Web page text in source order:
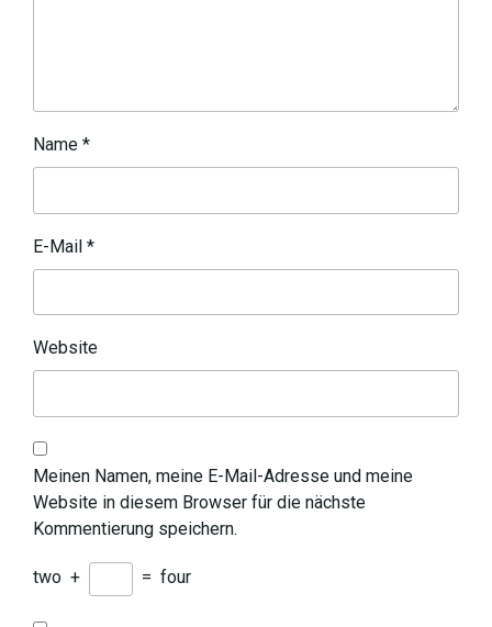
Name *
E-Mail *
Website
Meinen Namen, meine E-Mail-Adresse und meine
Website in diesem Browser für die nächste
Kommentierung speichern.
two + = four